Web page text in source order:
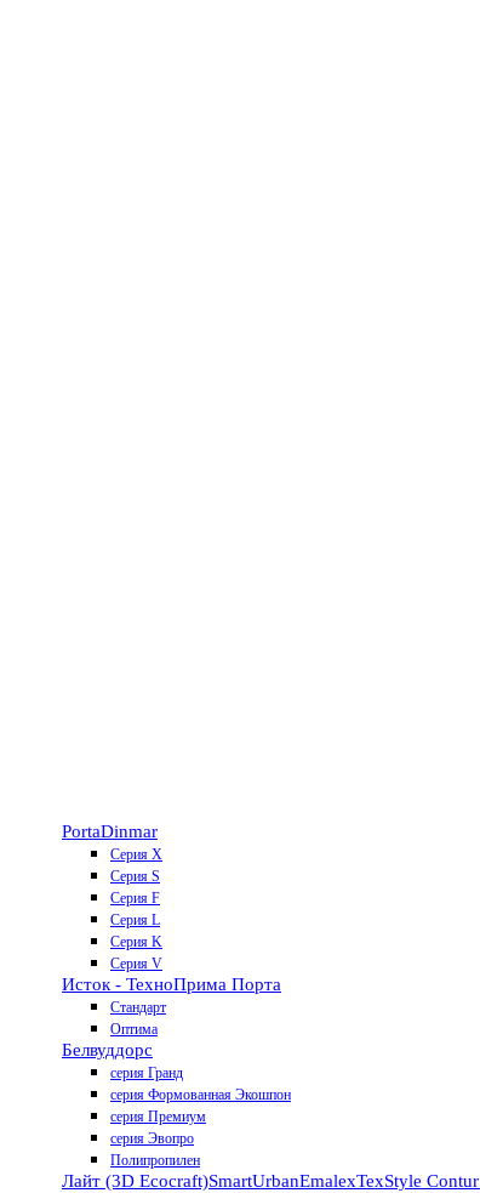
PortaDinmar
Серия X
Серия S
Серия F
Серия L
Серия K
Серия V
Исток - ТехноПрима Порта
Стандарт
Оптима
Белвуддорс
серия Гранд
серия Формованная Экошпон
серия Премиум
серия Эвопро
Полипропилен
Лайт (3D Ecocraft)SmartUrbanEmalexTexStyle Contur